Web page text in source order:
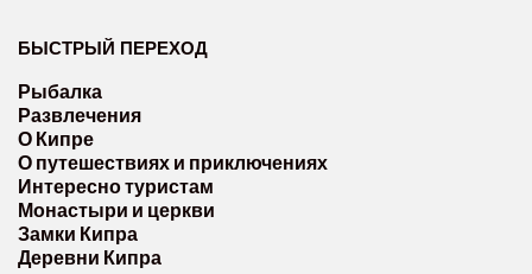
БЫСТРЫЙ ПЕРЕХОД
Рыбалка
Развлечения
О Кипре
О путешествиях и приключениях
Интересно туристам
Монастыри и церкви
Замки Кипра
Деревни Кипра